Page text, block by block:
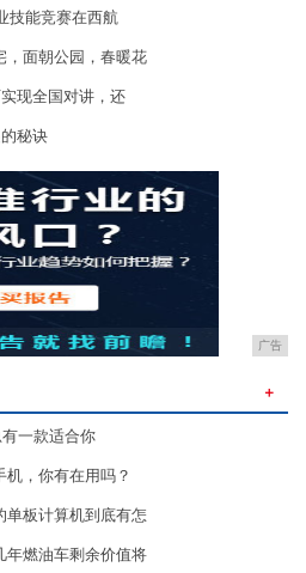
技能竞赛在西航
面朝公园，春暖花
现全国对讲，还
秘诀
广告
＋
一款适合你
，你有在用吗？
单板计算机到底有怎
年燃油车剩余价值将